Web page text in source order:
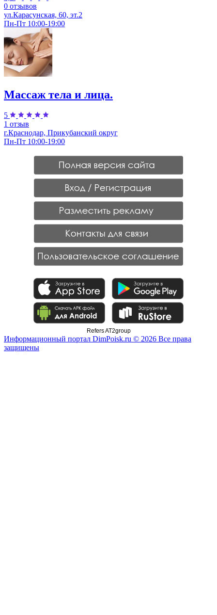
0 отзывов
ул.Карасунская, 60, эт.2
Пн-Пт 10:00-19:00
Массаж тела и лица.
5
1 отзыв
г.Краснодар, Прикубанский округ
Пн-Пт 10:00-19:00
Refers AT2group
Информационный портал DimPoisk.ru © 2026 Все права
защищены